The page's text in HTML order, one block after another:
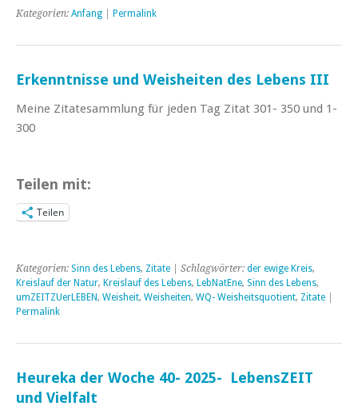
Kategorien: Anfang Permalink
Erkenntnisse und Weisheiten des Lebens III
Meine Zitatesammlung für jeden Tag Zitat 301- 350 und 1-
300
Teilen mit:
Teilen
Kategorien: Sinn des Lebens, Zitate | Schlagwörter: der ewige Kreis,
Kreislauf der Natur, Kreislauf des Lebens, LebNatEne, Sinn des Lebens,
umZEITZUerLEBEN, Weisheit, Weisheiten, WQ- Weisheitsquotient, Zitate
Permalink
Heureka der Woche 40- 2025- LebensZEIT
und Vielfalt